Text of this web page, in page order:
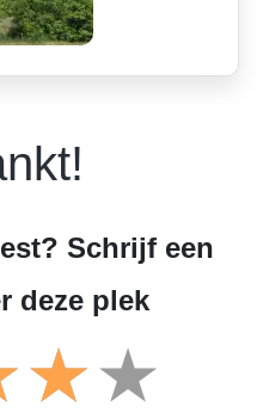
Schrijf een
deze plek